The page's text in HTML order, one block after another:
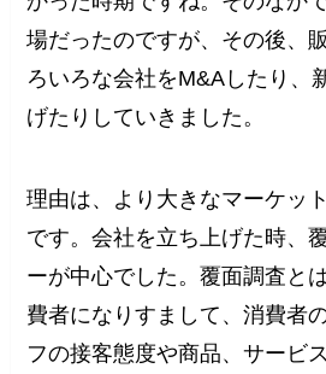
場だったのですが、その後、
ろいろな会社をM&Aしたり、
げたりしていきました。
理由は、より大きなマーケッ
です。会社を立ち上げた時、
ーが中心でした。覆面調査と
費者になりすまして、消費者
フの接客態度や商品、サービ